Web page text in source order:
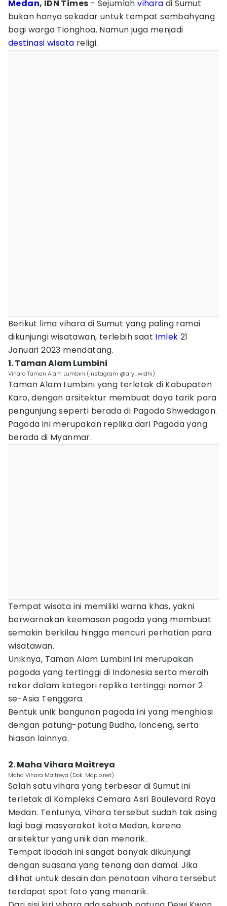
Medan, IDN Times - Sejumlahvihara di Sumut
bukan hanya sekadar untuk tempat sembahyang
bagi warga Tionghoa. Namun juga menjadi
destinasi wisata religi.
Berikut lima vihara di Sumut yang paling ramai
dikunjungi wisatawan, terlebih saat Imlek 21
Januari 2023 mendatang.
1. Taman Alam Lumbini
Vihara Taman Alam Lumbini (instagram @ary_widhi)
Taman Alam Lumbini yang terletak di Kabupaten
Karo, dengan arsitektur membuat daya tarik para
pengunjung seperti berada di Pagoda Shwedagon.
Pagoda ini merupakan replika dari Pagoda yang
berada di Myanmar.
Tempat wisata ini memiliki warna khas, yakni
berwarnakan keemasan pagoda yang membuat
semakin berkilau hingga mencuri perhatian para
wisatawan.
Uniknya, Taman Alam Lumbini ini merupakan
pagoda yang tertinggi di Indonesia serta meraih
rekor dalam kategori replika tertinggi nomor 2
se-Asia Tenggara.
Bentuk unik bangunan pagoda ini yang menghiasi
dengan patung-patung Budha, lonceng, serta
hiasan lainnya.
2. Maha Vihara Maitreya
Maha Vihara Maitreya (Dok. Mapio.net)
Salah satu vihara yang terbesar di Sumut ini
terletak di Kompleks Cemara Asri Boulevard Raya
Medan. Tentunya, Vihara tersebut sudah tak asing
lagi bagi masyarakat kota Medan, karena
arsitektur yang unik dan menarik.
Tempat ibadah ini sangat banyak dikunjungi
dengan suasana yang tenang dan damai. Jika
dilihat untuk desain dan penataan vihara tersebut
terdapat spot foto yang menarik.